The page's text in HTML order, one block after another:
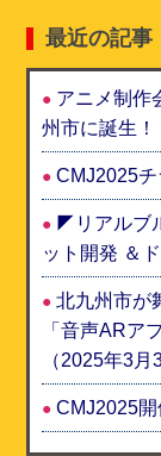
最近の記事
アニメ制作
州市に誕生！
CMJ2025チ
◤リアルブ
ット開発 ＆
北九州市が
「音声ARア
（2025年3月
CMJ2025開